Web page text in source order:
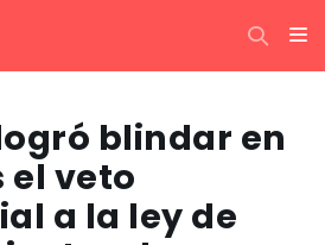
blindar en
el veto
a la ley de